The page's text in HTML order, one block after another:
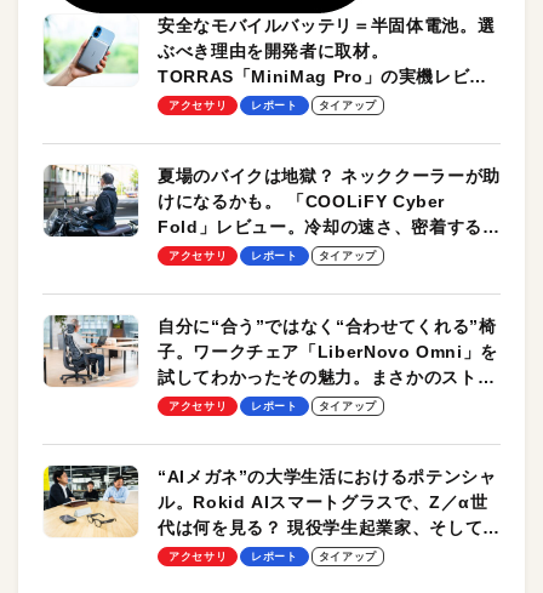
安全なモバイルバッテリ＝半固体電池。選
ぶべき理由を開発者に取材。
TORRAS「MiniMag Pro」の実機レビュ
ーも
アクセサリ レポート タイアップ
夏場のバイクは地獄？ ネッククーラーが助
けになるかも。 「COOLiFY Cyber
Fold」レビュー。冷却の速さ、密着する冷
却プレート、シンプルな操作性がグッド！
アクセサリ レポート タイアップ
自分に“合う”ではなく“合わせてくれる”椅
子。ワークチェア「LiberNovo Omni」を
試してわかったその魅力。まさかのストレ
ッチ機能も搭載
アクセサリ レポート タイアップ
“AIメガネ”の大学生活におけるポテンシャ
ル。Rokid AIスマートグラスで、Z／α世
代は何を見る？ 現役学生起業家、そして教
授による体験会レポート【PR】
アクセサリ レポート タイアップ